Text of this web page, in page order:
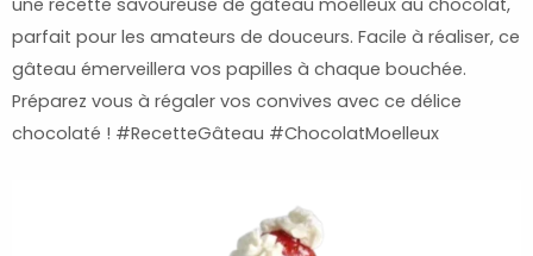
parfait pour les amateurs de douceurs. Facile à réaliser, ce
gâteau émerveillera vos papilles à chaque bouchée.
Préparez vous à régaler vos convives avec ce délice
chocolaté ! #RecetteGâteau #ChocolatMoelleux